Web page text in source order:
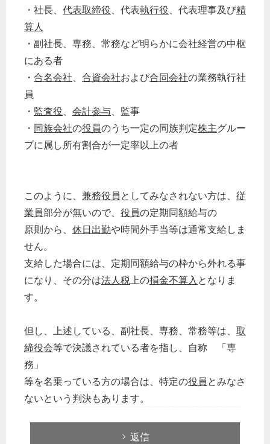
・社長、 代表取締役、代表執行役、代表理事及び精
算人
・副社長、専務、常務など明らかに会社経営の中枢
にある者
・ 合名会社、 合資会社および合同会社の業務執行社
員
・ 監査役、 会計参与、監事
・ 同族会社の役員のうち一定の同族判定株主グルー
プに属し所有割合が一定率以上の者
このように、 兼務役員 としてみなされない方は、 従
業員部分が無いので、 役員の定期同額給与の
原則から、 休日出勤や時間外手当等は通常支給しま
せん。
支給した場合には、定期同額給与の枠から外れる事
になり、その分は法人税上の損金不算入 となりま
す。
但し、上述している、副社長、専務、常務等は、 取
締役会等で決議されている者を指し、自称 「専
務」
等を名乗っている方の場合は、特定の役員 とみなさ
ないという判決もあります。
返信